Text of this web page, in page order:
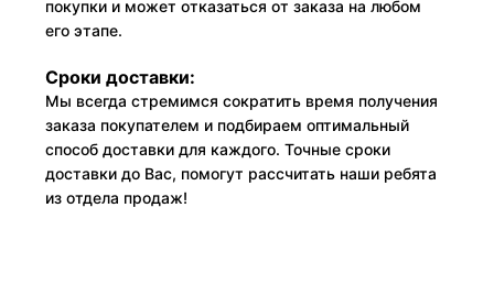
покупки и может отказаться от заказа на любом
его этапе.
Сроки доставки:
Мы всегда стремимся сократить время получения
заказа покупателем и подбираем оптимальный
способ доставки для каждого. Точные сроки
доставки до Вас, помогут рассчитать наши ребята
из отдела продаж!